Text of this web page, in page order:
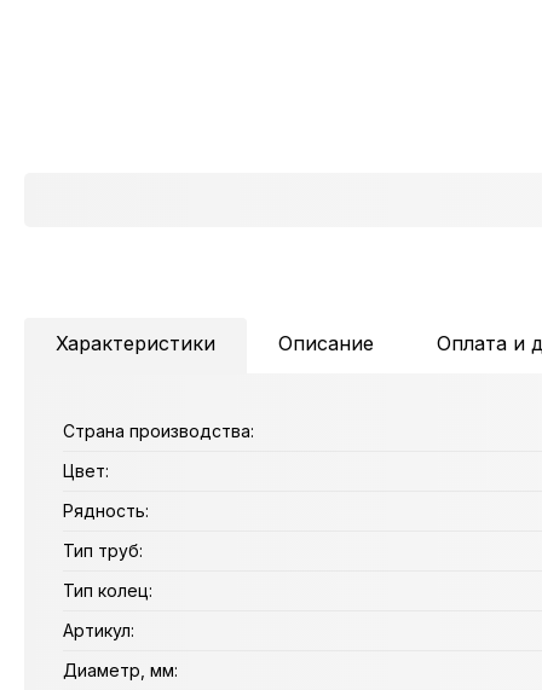
Характеристики Описание Оплата и
Страна производства:
Цвет:
Рядность:
Тип труб:
Тип колец:
Артикул:
Диаметр, мм: